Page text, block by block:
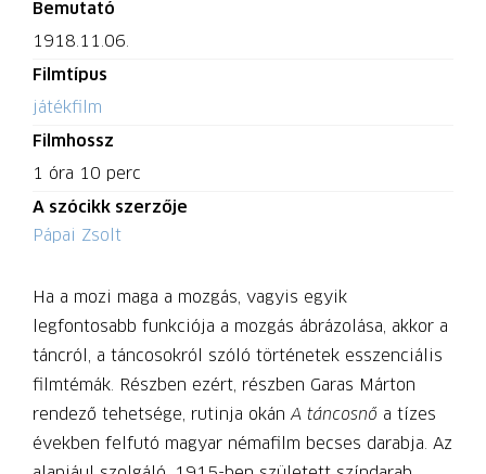
Bemutató
1918.11.06.
Filmtípus
játékfilm
Filmhossz
1 óra 10 perc
A szócikk szerzője
Pápai Zsolt
Ha a mozi maga a mozgás, vagyis egyik
legfontosabb funkciója a mozgás ábrázolása, akkor a
táncról, a táncosokról szóló történetek esszenciális
filmtémák. Részben ezért, részben Garas Márton
rendező tehetsége, rutinja okánA táncosnő a tízes
években felfutó magyar némafilm becses darabja. Az